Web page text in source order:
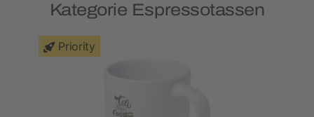
Kategorie Espressotassen
Priority